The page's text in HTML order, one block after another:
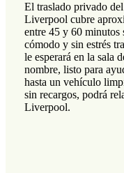
El traslado privado
Liverpool cubre
entre 45 y 60
cómodo y sin estrés
le esperará en la sala
nombre, listo para
hasta un vehículo
sin recargos, podrá
Liverpool.